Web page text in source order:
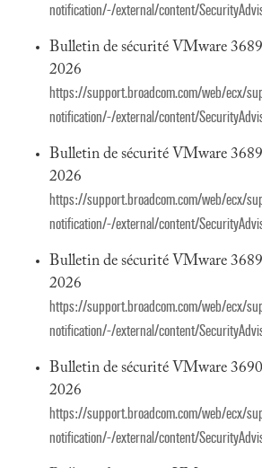
notification/-/external/content/
Bulletin de sécurité VMware
2026
https://support.broadcom.com/web/ecx/
notification/-/external/content/
Bulletin de sécurité VMware
2026
https://support.broadcom.com/web/ecx/
notification/-/external/content/
Bulletin de sécurité VMware
2026
https://support.broadcom.com/web/ecx/
notification/-/external/content/
Bulletin de sécurité VMware
2026
https://support.broadcom.com/web/ecx/
notification/-/external/content/